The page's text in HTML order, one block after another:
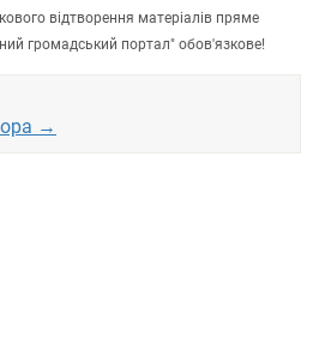
відтворення матеріалів пряме
громадський портал" обов'язкове!
→